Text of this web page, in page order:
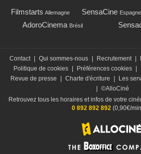
Filmstarts Allemagne SensaCine Espagne
AdoroCinema Brésil
Contact Qui sommes-nous Recrutement
Politique de cookies
Préférences cookies
Revue de presse
Charte d'écriture Les
©AlloCiné
Retrouvez tous les horaires et infos de votre
0 892 892 892(0,90€/